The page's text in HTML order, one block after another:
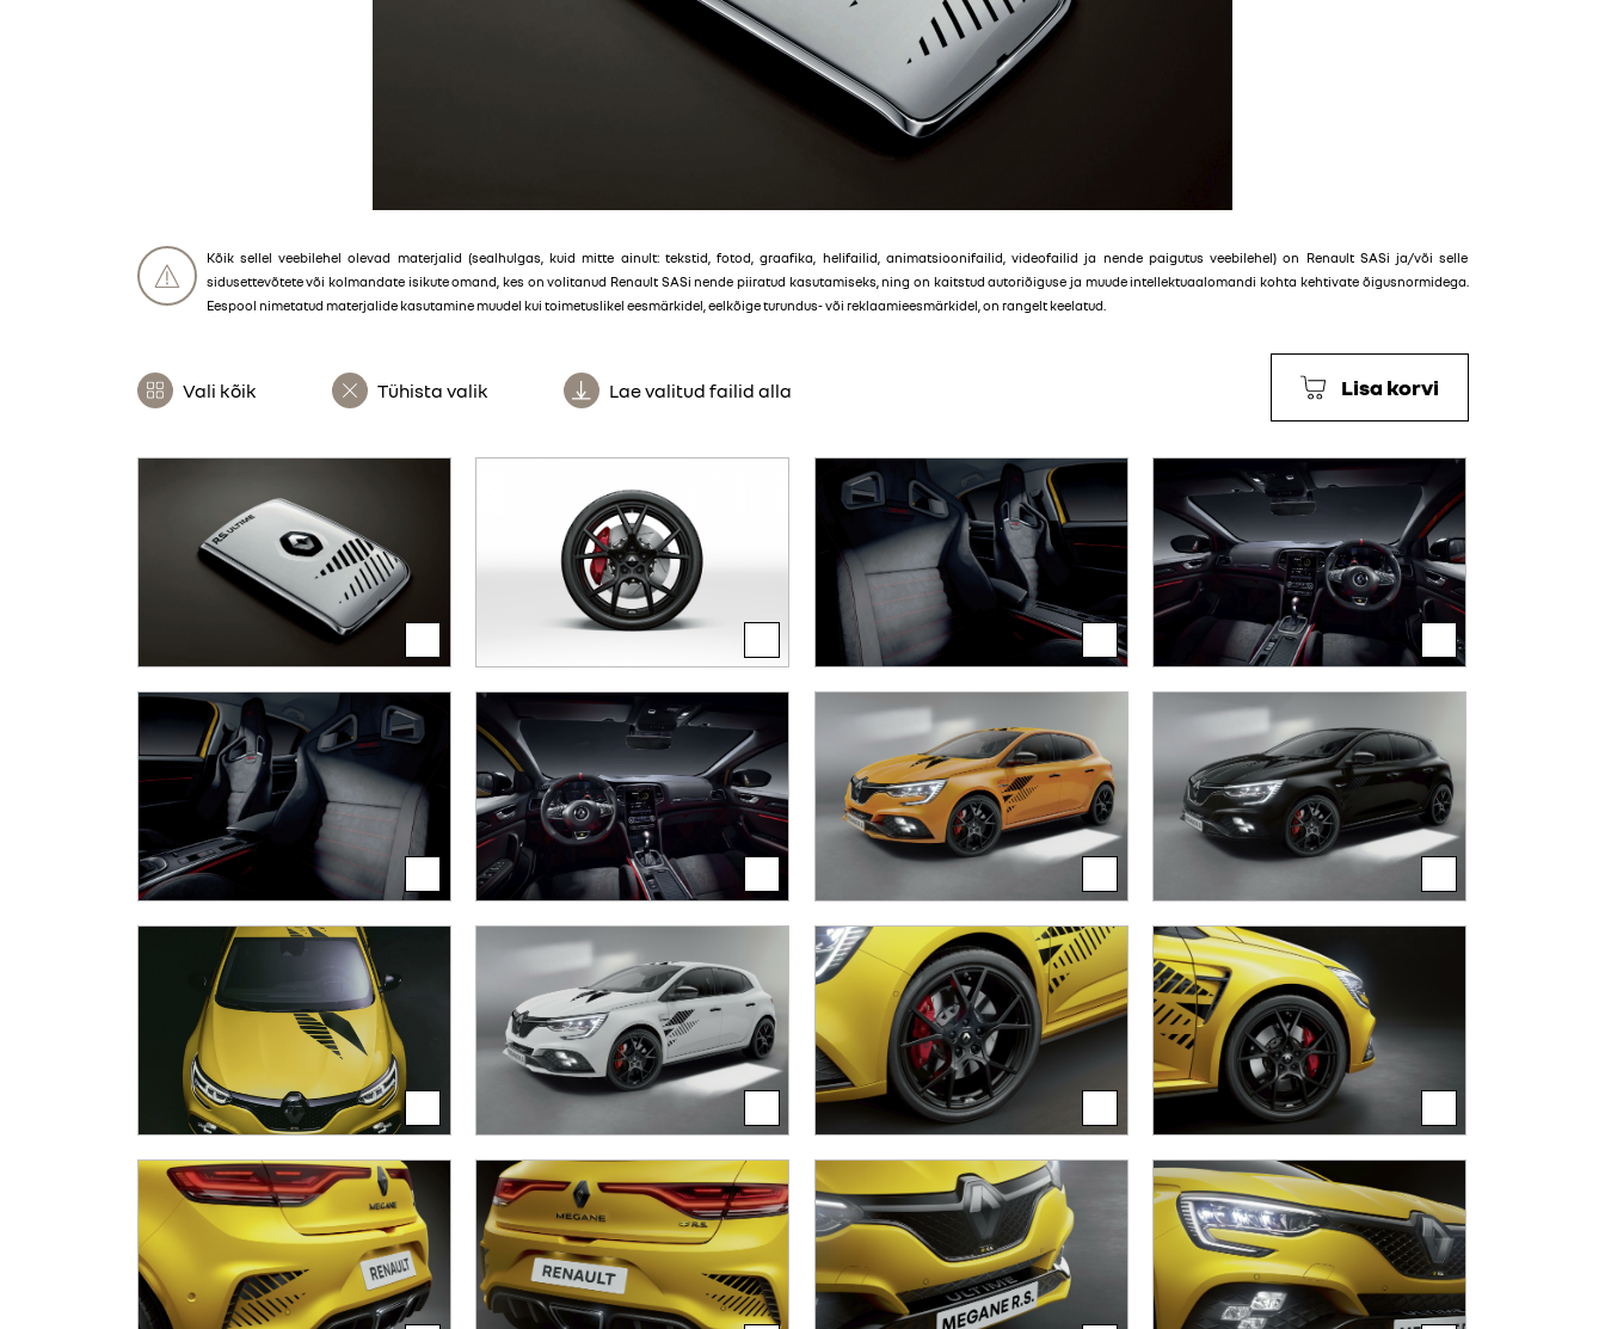
Kõik sellel veebilehel olevad materjalid (sealhulgas, kuid mitte ainult: tekstid, fotod, graafika, helifailid, animatsioonifailid, videofailid ja nende paigutus veebilehel) on Renault SASi ja/või selle
sidusettevõtete või kolmandate isikute omand, kes on volitanud Renault SASi nende piiratud kasutamiseks, ning on kaitstud autoriõiguse ja muude intellektuaalomandi kohta kehtivate õigusnormidega.
Eespool nimetatud materjalide kasutamine muudel kui toimetuslikel eesmärkidel, eelkõige turundus- või reklaamieesmärkidel, on rangelt keelatud.
Vali kõik Tühista valik Lae valitud failid alla Lisa korvi